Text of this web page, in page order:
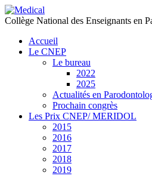
Collège National des Enseignants en
Accueil
Le CNEP
Le bureau
2022
2025
Actualités en
Prochain congrès
Les Prix CNEP/ MERIDOL
2015
2016
2017
2018
2019
précédente
précédent
suivante
suivant